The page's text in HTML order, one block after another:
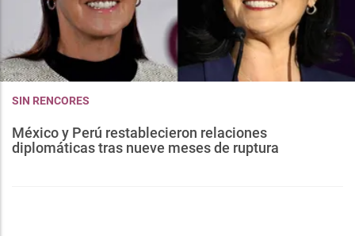
SIN RENCORES
México y Perú restablecieron relaciones
diplomáticas tras nueve meses de ruptura